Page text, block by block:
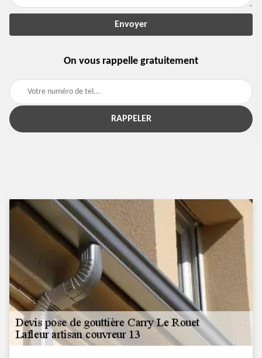
On vous rappelle gratuitement